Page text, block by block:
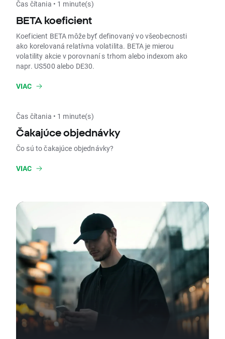
Čas čítania • 1 minute(s)
BETA koeficient
Koeficient BETA môže byť definovaný vo všeobecnosti
ako korelovaná relatívna volatilita. BETA je mierou
volatility akcie v porovnaní s trhom alebo indexom ako
napr. US500 alebo DE30.
VIAC
Čas čítania • 1 minute(s)
Čakajúce objednávky
Čo sú to čakajúce objednávky?
VIAC